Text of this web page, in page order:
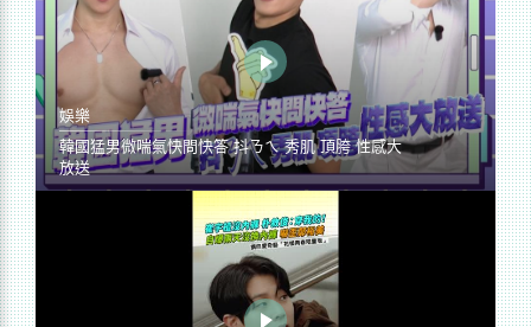
娛樂
韓國猛男微喘氣快問快答 抖ㄋㄟ 秀肌 頂胯 性感大
放送